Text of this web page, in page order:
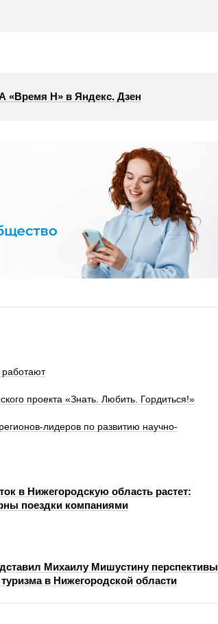
«Время Н» в Яндекс. Дзен
проекта «Знать. Любить. Гордиться!»
лидеров по развитию научно-
в Нижегородскую область растет:
поездки компаниями
Михаилу Мишустину перспективы
в Нижегородской области